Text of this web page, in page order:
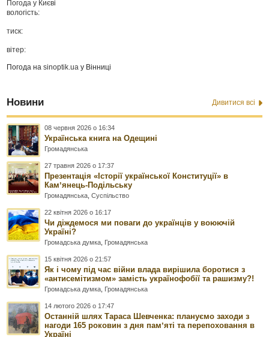
Погода у Києві
вологість:
тиск:
вітер:
Погода наsinoptik.ua у Вінниці
Новини Дивитися всі
08 червня 2026 о 16:34
Українська книга на Одещині
Громадянська
27 травня 2026 о 17:37
Презентація «Історії української Конституції» в
Камʼянець-Подільську
Громадянська ,Суспільство
22 квітня 2026 о 16:17
Чи діждемося ми поваги до українців у воюючій
Україні?
Громадська думка Громадянська
15 квітня 2026 о 21:57
Як і чому під час війни влада вирішила боротися з
«антисемітизмом» замість українофобії та рашизму?!
Громадська думка Громадянська
14 лютого 2026 о 17:47
Останній шлях Тараса Шевченка: плануємо заходи з
нагоди 165 роковин з дня памʼяті та перепоховання в
Україні